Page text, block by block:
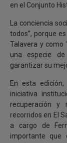
en el Conjunto
La conciencia
todos”, porque
Talavera y como
una especie
garantizar su
En esta
iniciativa
recuperación y
recorridos en El
a cargo de
importante que